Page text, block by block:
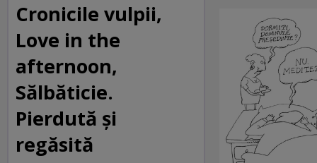
Cronicile vulpii,
Love in the
afternoon,
Sălbăticie.
Pierdută şi
regăsită